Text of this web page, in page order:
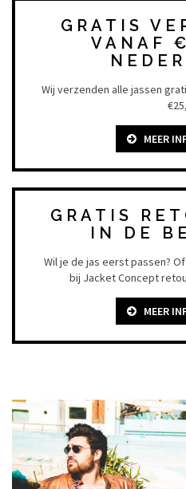
GRATIS
VANAF
Wij verzenden alle jassen
MEER
GRATIS
IN DE
Wil je de jas eerst passen?
bij Jacket Concept
MEER